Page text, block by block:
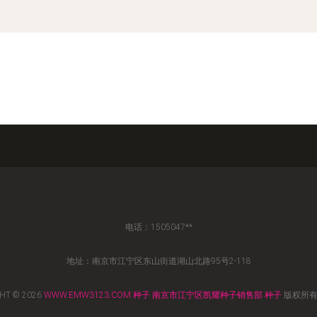
电话：1505047**
地址：南京市江宁区东山街道湖山北路95号2-118
© 2026 WWW.EMW3123.COM 种子 南京市江宁区凯耀种子销售部 种子版权所有